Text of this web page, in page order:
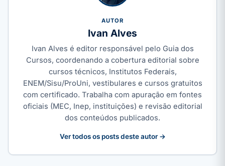
AUTOR
Ivan Alves
Ivan Alves é editor responsável pelo Guia dos
Cursos, coordenando a cobertura editorial sobre
cursos técnicos, Institutos Federais,
ENEM/Sisu/ProUni, vestibulares e cursos gratuitos
com certificado. Trabalha com apuração em fontes
oficiais (MEC, Inep, instituições) e revisão editorial
dos conteúdos publicados.
Ver todos os posts deste autor →